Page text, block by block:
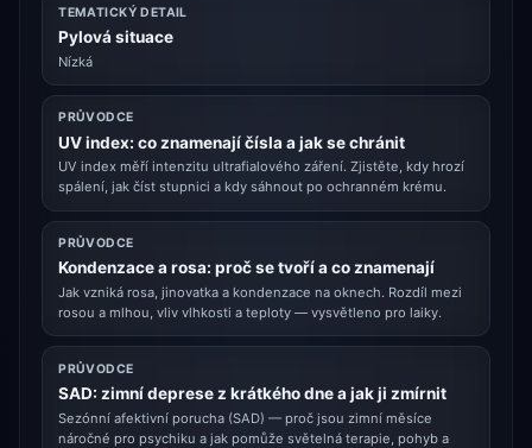
TEMATICKÝ DETAIL
Pylová situace
Nízká
PRŮVODCE
UV index: co znamenají čísla a jak se chránit
UV index měří intenzitu ultrafialového záření. Zjistěte, kdy hrozí
spálení, jak číst stupnici a kdy sáhnout po ochranném krému.
PRŮVODCE
Kondenzace a rosa: proč se tvoří a co znamenají
Jak vzniká rosa, jinovatka a kondenzace na oknech. Rozdíl mezi
rosou a mlhou, vliv vlhkosti a teploty — vysvětleno pro laiky.
PRŮVODCE
SAD: zimní deprese z krátkého dne a jak ji zmírnit
Sezónní afektivní porucha (SAD) — proč jsou zimní měsíce
náročné pro psychiku a jak pomůže světelná terapie, pohyb a